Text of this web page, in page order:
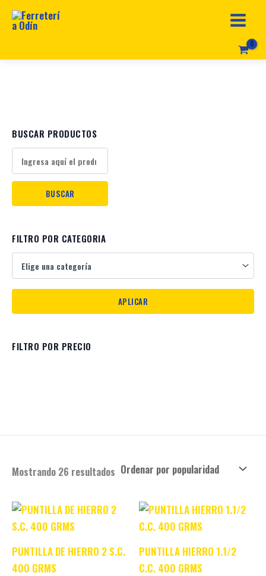
BUSCAR PRODUCTOS
FILTRO POR CATEGORIA
e
n
t
g
o
í
FILTRO POR PRECIO
Mostrando 26 resultados
PUNTILLA DE HIERRO 2 S.C.
400 GRMS
Original
price
was:
Current
price
is:
PUNTILLA HIERRO 1.1/2
C.C. 400 GRMS
Original
price
was:
Current
price
is: